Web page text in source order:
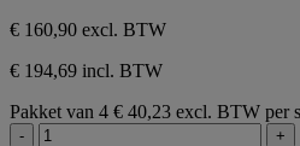
€ 160,90 excl. BTW
€ 194,69 incl. BTW
Pakket van 4 € 40,23 excl. BTW per
- +